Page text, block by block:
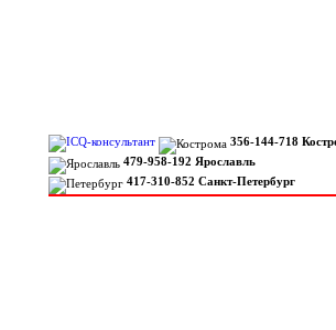
356-144-718
479-958-192 Ярославль
417-310-852 Санкт-Петербург